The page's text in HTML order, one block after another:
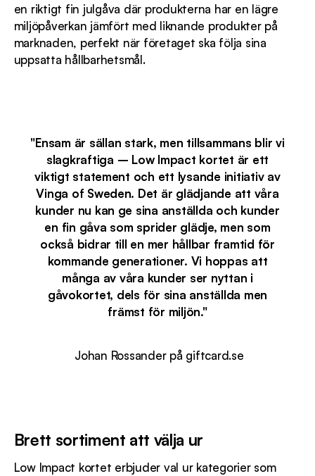
en riktigt fin julgåva där produkterna har en lägre
miljöpåverkan jämfört med liknande produkter på
marknaden, perfekt när företaget ska följa sina
uppsatta hållbarhetsmål.
"Ensam är sällan stark, men tillsammans blir vi
slagkraftiga – Low Impact kortet är ett
viktigt statement och ett lysande initiativ av
Vinga of Sweden. Det är glädjande att våra
kunder nu kan ge sina anställda och kunder
en fin gåva som sprider glädje, men som
också bidrar till en mer hållbar framtid för
kommande generationer. Vi hoppas att
många av våra kunder ser nyttan i
gåvokortet, dels för sina anställda men
främst för miljön."
­ Johan Rossander på giftcard.se
Brett sortiment att välja ur
Low Impact kortet erbjuder val ur kategorier som